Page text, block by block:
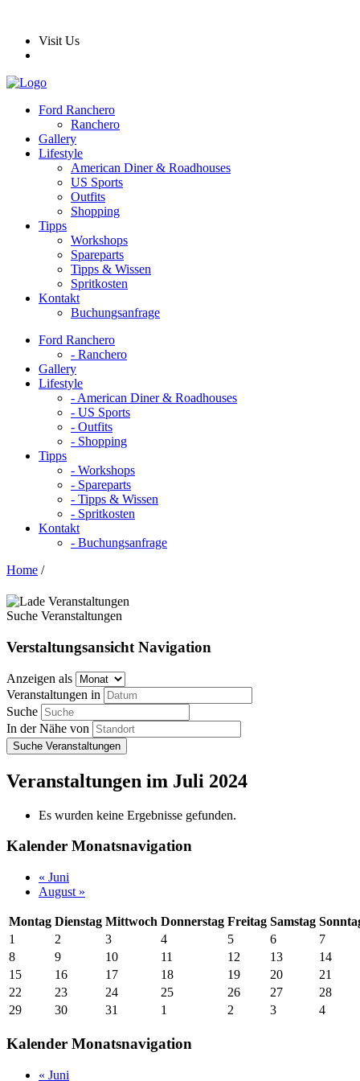
Visit Us
Ford Ranchero
Ranchero
Gallery
Lifestyle
American Diner & Roadhouses
US Sports
Outfits
Shopping
Tipps
Workshops
Spareparts
Tipps & Wissen
Spritkosten
Kontakt
Buchungsanfrage
Ford Ranchero
- Ranchero
Gallery
Lifestyle
- American Diner & Roadhouses
- US Sports
- Outfits
- Shopping
Tipps
- Workshops
- Spareparts
- Tipps & Wissen
- Spritkosten
Kontakt
- Buchungsanfrage
Home /
Suche Veranstaltungen
Verstaltungsansicht Navigation
Anzeigen als
Veranstaltungen in
Suche
In der Nähe von
Veranstaltungen im Juli 2024
Es wurden keine Ergebnisse gefunden.
Kalender Monatsnavigation
« Juni
August »
Montag Dienstag Mittwoch Donnerstag Freitag Samstag
1
2 3 4 5 6
7
8
9 10 11 12 13
14
15
16 17 18 19 20
21
22
23 24 25 26 27
28
29
30 31 1 2 3 4
Kalender Monatsnavigation
« Juni